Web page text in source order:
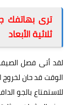
ترى
ثلاثية الأبعاد
لقد أتى فصل
الوقت قد حان
للاستمتاع بالجو